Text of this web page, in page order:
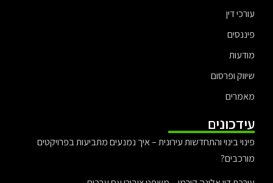
עורכי דין
פיננסים
מודעות
שיווק ופרסום
מאמרים
עידכונים
פינוי בינוי והתחדשות עירונית – איך נמנעים מתביעות בפרויקטים
מורכבים?